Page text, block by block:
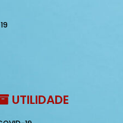
UTILIDADE